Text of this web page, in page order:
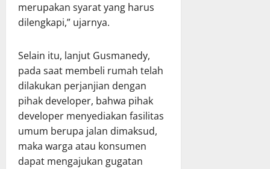
merupakan syarat yang harus
dilengkapi,” ujarnya.
Selain itu, lanjut Gusmanedy,
pada saat membeli rumah telah
dilakukan perjanjian dengan
pihak developer, bahwa pihak
developer menyediakan fasilitas
umum berupa jalan dimaksud,
maka warga atau konsumen
dapat mengajukan gugatan